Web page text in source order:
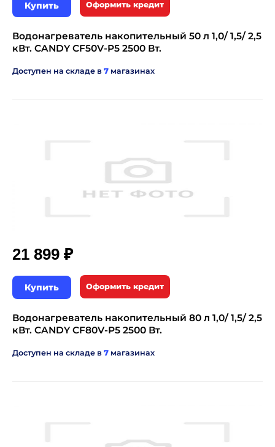
Купить Оформить кредит
Водонагреватель накопительный 50 л 1,0/ 1,5/ 2,5
кВт. CANDY CF50V-P5 2500 Вт.
Доступен на складе в 7 магазинах
21 899 ₽
Купить Оформить кредит
Водонагреватель накопительный 80 л 1,0/ 1,5/ 2,5
кВт. CANDY CF80V-P5 2500 Вт.
Доступен на складе в 7 магазинах